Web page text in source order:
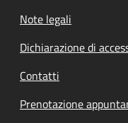
Note legali
Dichiarazione di
Contatti
Prenotazione